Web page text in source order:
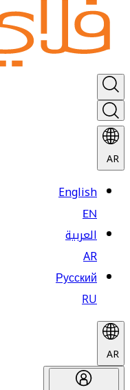
AR
English
EN
العربية
AR
Русский
RU
AR